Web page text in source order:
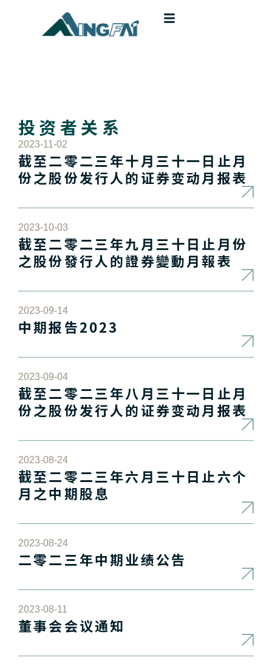
投资者关系
2023-11-02
截至二零二三年十月三十一日止月
份之股份发行人的证券变动月报表
2023-10-03
截至二零二三年九月三十日止月份
之股份發行人的證券變動月報表
2023-09-14
中期报告2023
2023-09-04
截至二零二三年八月三十一日止月
份之股份发行人的证券变动月报表
2023-08-24
截至二零二三年六月三十日止六个
月之中期股息
2023-08-24
二零二三年中期业绩公告
2023-08-11
董事会会议通知